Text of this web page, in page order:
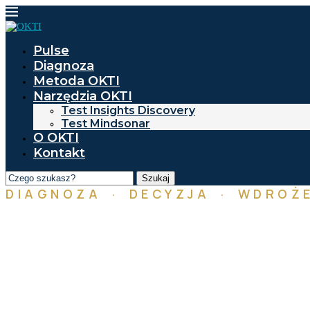
Pulse
Diagnoza
Metoda OKTI
Narzędzia OKTI
Test Insights Discovery
Test Mindsonar
O OKTI
Kontakt
Szukaj
DIAGNOZA · DECYZJA ·